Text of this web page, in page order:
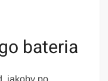
bateria
jakoby po